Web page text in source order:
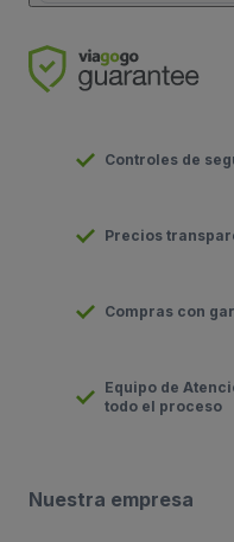
Controles de
Precios
Compras con
Equipo de
todo el proceso
Nuestra empresa